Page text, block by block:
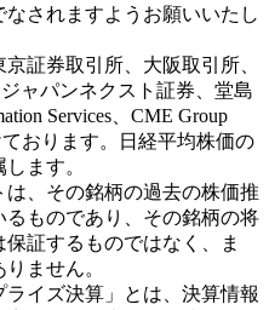
されますようお願いいたし
証券取引所、大阪取引所、
ャパンネクスト証券、堂島
Services、CME Group
おります。日経平均株価の
ます。
、その銘柄の過去の株価推
ものであり、その銘柄の将
証するものではなく、ま
ません。
イズ決算」とは、決算情報